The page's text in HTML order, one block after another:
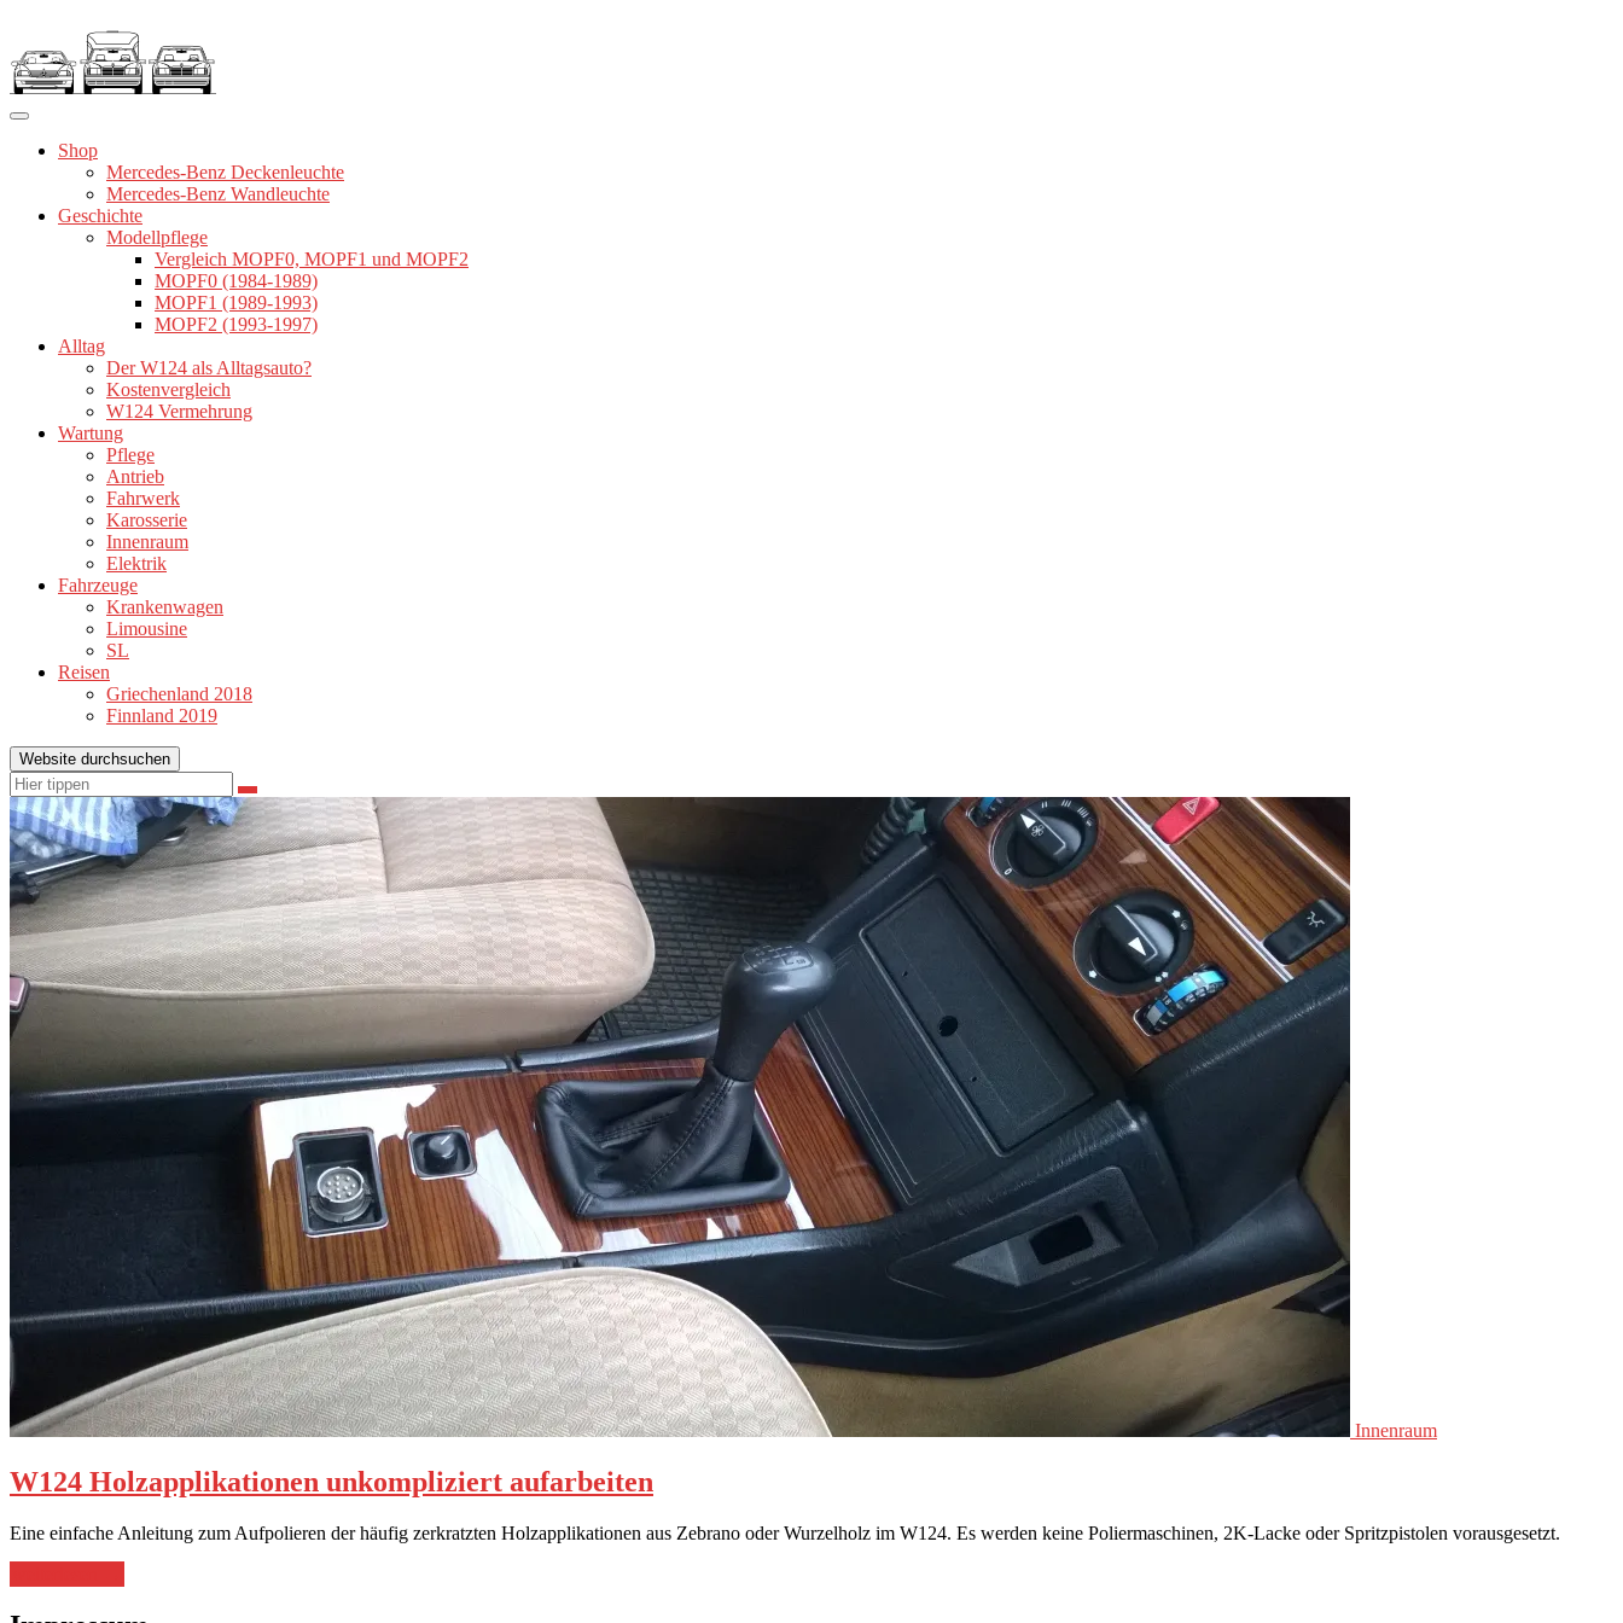
springen
Shop
Mercedes-Benz Deckenleuchte
Mercedes-Benz Wandleuchte
Geschichte
Modellpflege
Vergleich MOPF0, MOPF1 und MOPF2
MOPF0 (1984-1989)
MOPF1 (1989-1993)
MOPF2 (1993-1997)
Alltag
Der W124 als Alltagsauto?
Kostenvergleich
W124 Vermehrung
Wartung
Pflege
Antrieb
Fahrwerk
Karosserie
Innenraum
Elektrik
Fahrzeuge
Krankenwagen
Limousine
SL
Reisen
Griechenland 2018
Finnland 2019
Website durchsuchen
Suchen
nach:
Suchen
Innenraum
W124 Holzapplikationen unkompliziert aufarbeiten
Eine einfache Anleitung zum Aufpolieren der häufig zerkratzten Holzapplikationen aus Zebrano oder Wurzelholz im W124. Es werden keine Poliermaschinen, 2K-Lacke oder Spritzpistolen vorausgesetzt.
unkompliziert